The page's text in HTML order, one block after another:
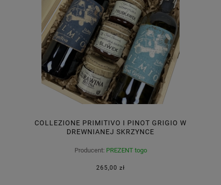
COLLEZIONE PRIMITIVO I PINOT GRIGIO W
DREWNIANEJ SKRZYNCE
Producent: PREZENT togo
265,00 zł